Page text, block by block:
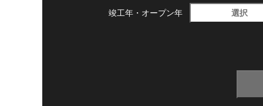
竣工年・ オープン年 選択